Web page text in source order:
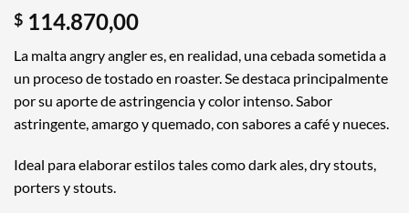
$ 114.870,00
La malta angry angler es, en realidad, una cebada sometida a
un proceso de tostado en roaster. Se destaca principalmente
por su aporte de astringencia y color intenso. Sabor
astringente, amargo y quemado, con sabores a café y nueces.
Ideal para elaborar estilos tales como dark ales, dry stouts,
porters y stouts.